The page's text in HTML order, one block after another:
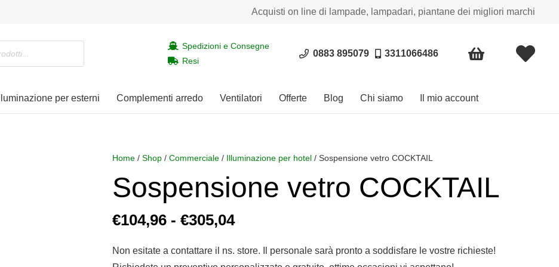
Acquisti on line di lampade, lampadari, piantane dei migliori marchi
Spedizioni e Consegne
Resi
0883 895079 3311066486
Illuminazione per esterni Complementi arredo Ventilatori Offerte Blog Chi siamo Il mio account
Home /Shop /Commerciale / Illuminazione per hotel / Sospensione vetro COCKTAIL
Sospensione vetro COCKTAIL
€104,96 - €305,04Fascia
prezzo:
Non esitate a contattare il ns. store. Il personale sarà pronto a soddisfare le vostre richieste!